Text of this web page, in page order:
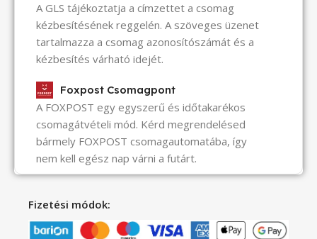
A GLS tájékoztatja a címzettet a csomag
kézbesítésének reggelén. A szöveges üzenet
tartalmazza a csomag azonosítószámát és a
kézbesítés várható idejét.
Foxpost Csomagpont
A FOXPOST egy egyszerű és időtakarékos
csomagátvételi mód. Kérd megrendelésed
bármely FOXPOST csomagautomatába, így
nem kell egész nap várni a futárt.
Fizetési módok: